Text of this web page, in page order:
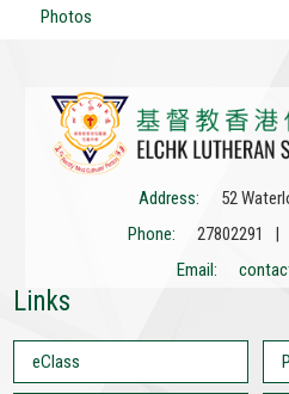
Photos
Address:
52
Phone:
27802291 |
Email:
Links
eClass